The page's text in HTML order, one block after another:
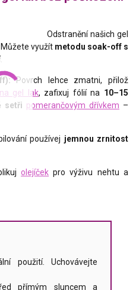
Odstranění našich gel
využít metodu soak-off s
Povrch lehce zmatni, přilož
gel lak, zafixuj fólií na 10–15
setři pomerančovým dřívkem –
používej jemnou zrnitost
olejíček pro výživu nehtu a
použití. Uchovávejte
přímým sluncem a